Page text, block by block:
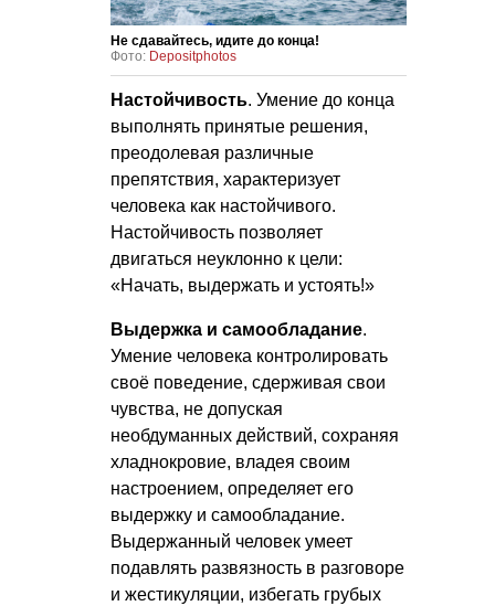
Не сдавайтесь, идите до конца!
Фото: Depositphotos
Настойчивость. Умение до конца
выполнять принятые решения,
преодолевая различные
препятствия, характеризует
человека как настойчивого.
Настойчивость позволяет
двигаться неуклонно к цели:
«Начать, выдержать и устоять!»
Выдержка и самообладание.
Умение человека контролировать
своё поведение, сдерживая свои
чувства, не допуская
необдуманных действий, сохраняя
хладнокровие, владея своим
настроением, определяет его
выдержку и самообладание.
Выдержанный человек умеет
подавлять развязность в разговоре
и жестикуляции, избегать грубых